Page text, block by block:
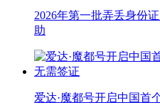
2026年第一批弄丢身份
助
爱达·魔都号开启中国首